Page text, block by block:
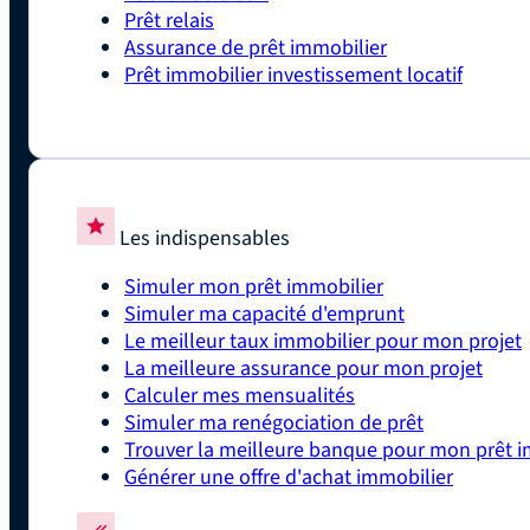
Prêt relais
Assurance de prêt immobilier
Prêt immobilier investissement locatif
Les indispensables
Simuler mon prêt immobilier
Simuler ma capacité d'emprunt
Le meilleur taux immobilier pour mon projet
La meilleure assurance pour mon projet
Calculer mes mensualités
Simuler ma renégociation de prêt
Trouver la meilleure banque pour mon prêt
Générer une offre d'achat immobilier